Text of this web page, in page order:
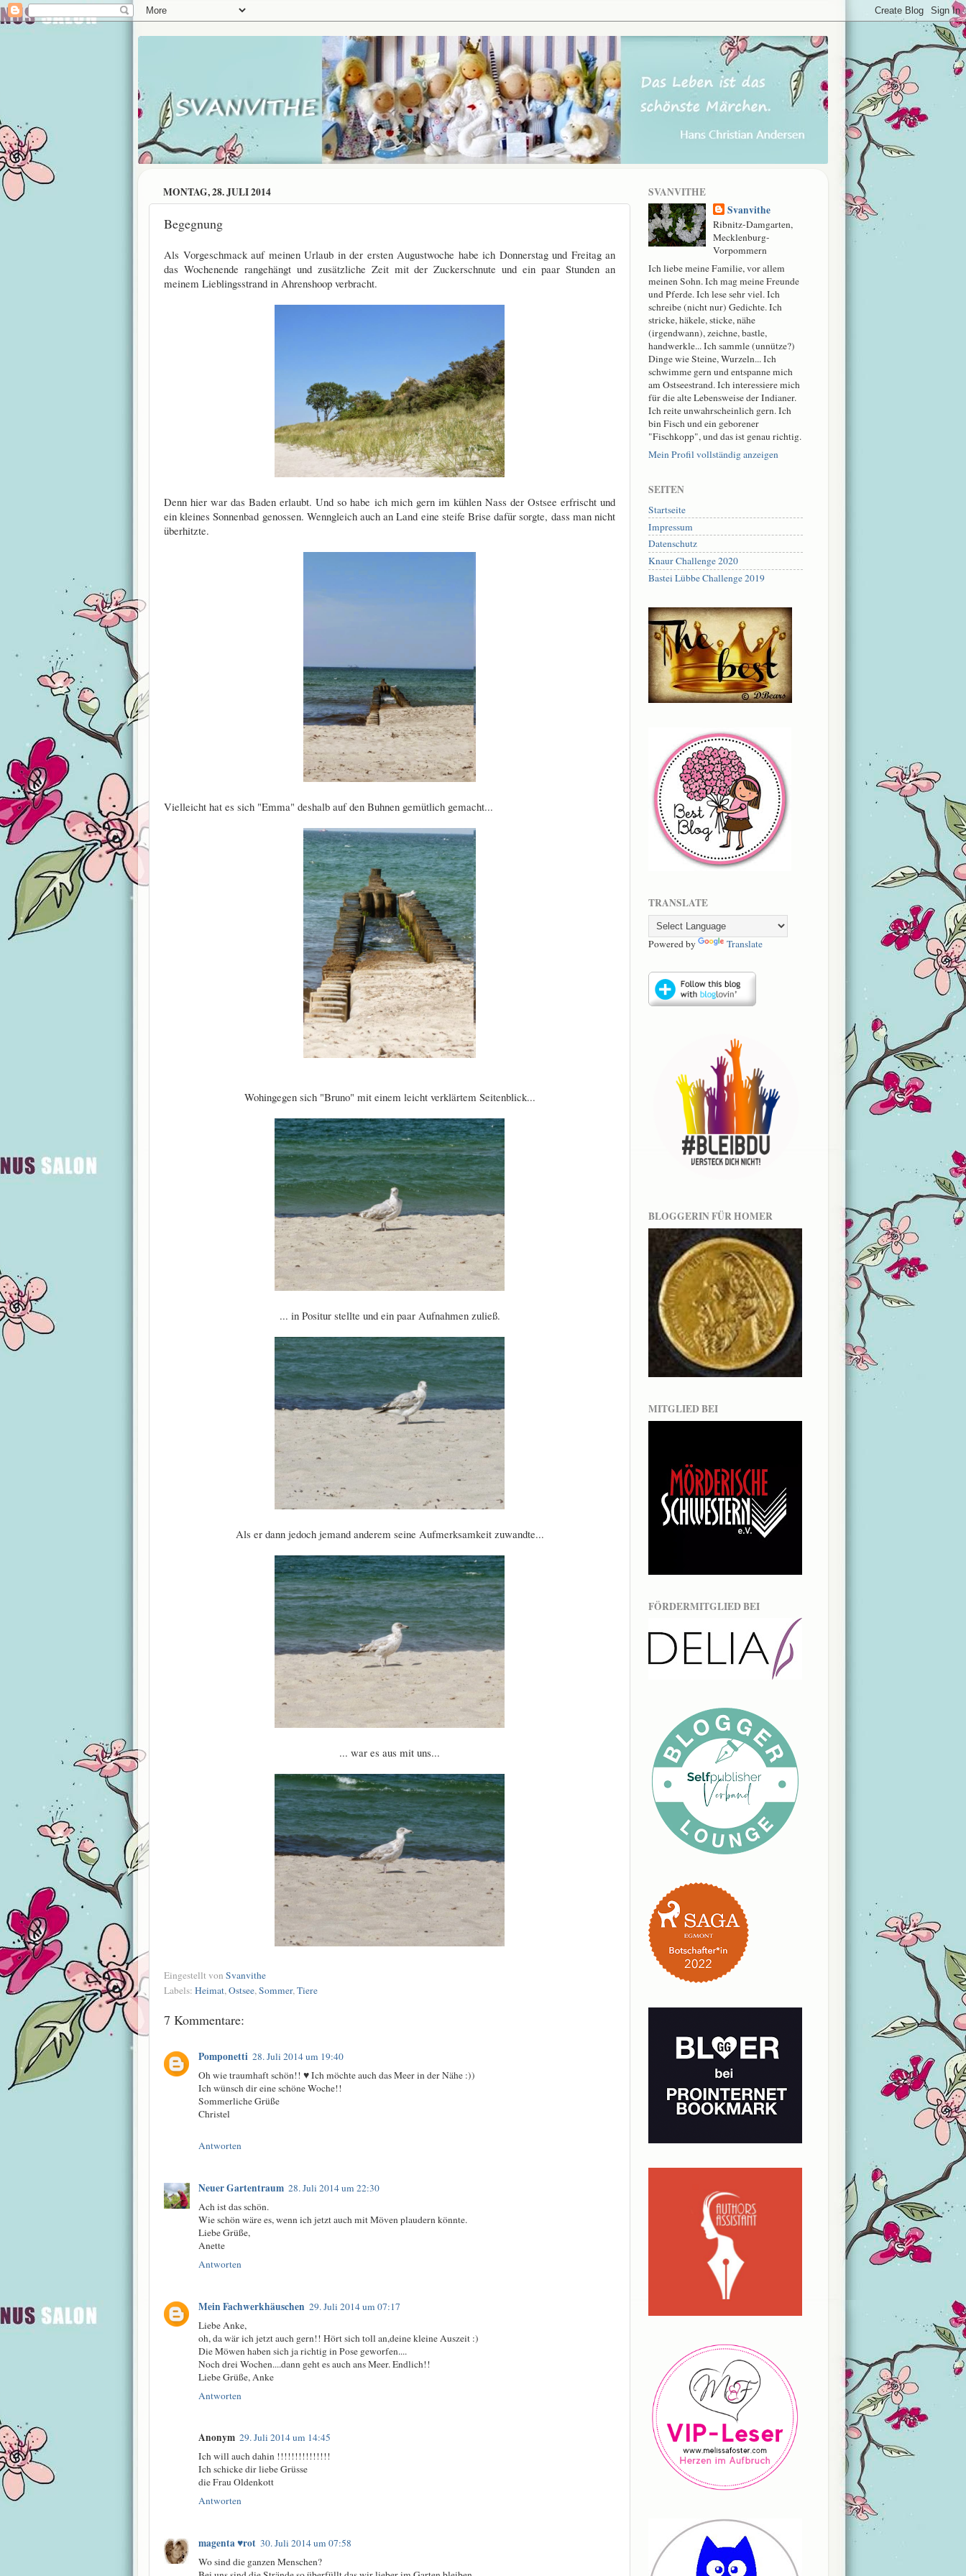
MONTAG, 28. JULI 2014
Begegnung
Als Vorgeschmack auf meinen Urlaub in der ersten Augustwoche habe ich Donnerstag und Freitag an
das Wochenende rangehängt und zusätzliche Zeit mit der Zuckerschnute und ein paar Stunden an
meinem Lieblingsstrand in Ahrenshoop verbracht.
Denn hier war das Baden erlaubt. Und so habe ich mich gern im kühlen Nass der Ostsee erfrischt und
ein kleines Sonnenbad genossen. Wenngleich auch an Land eine steife Brise dafür sorgte, dass man nicht
überhitzte.
Vielleicht hat es sich "Emma" deshalb auf den Buhnen gemütlich gemacht...
Wohingegen sich "Bruno" mit einem leicht verklärtem Seitenblick...
... in Positur stellte und ein paar Aufnahmen zuließ.
Als er dann jedoch jemand anderem seine Aufmerksamkeit zuwandte...
... war es aus mit uns...
Eingestellt von Svanvithe
Labels: Heimat,Ostsee,Sommer,Tiere
7 Kommentare:
Pomponetti 28. Juli 2014 um 19:40
Oh wie traumhaft schön!! ♥ Ich möchte auch das Meer in der Nähe :))
Ich wünsch dir eine schöne Woche!!
Sommerliche Grüße
Christel
Antworten
Neuer Gartentraum 28. Juli 2014 um 22:30
Ach ist das schön.
Wie schön wäre es, wenn ich jetzt auch mit Möven plaudern könnte.
Liebe Grüße,
Anette
Antworten
Mein Fachwerkhäuschen 29. Juli 2014 um 07:17
Liebe Anke,
oh, da wär ich jetzt auch gern!! Hört sich toll an,deine kleine Auszeit :)
Die Möwen haben sich ja richtig in Pose geworfen....
Noch drei Wochen....dann geht es auch ans Meer. Endlich!!
Liebe Grüße, Anke
Antworten
Anonym 29. Juli 2014 um 14:45
Ich will auch dahin !!!!!!!!!!!!!!!
Ich schicke dir liebe Grüsse
die Frau Oldenkott
Antworten
magenta ♥rot 30. Juli 2014 um 07:58
Wo sind die ganzen Menschen?
SVANVITHE
Svanvithe
Ribnitz-Damgarten,
Mecklenburg-
Vorpommern
Ich liebe meine Familie, vor allem
meinen Sohn. Ich mag meine Freunde
und Pferde. Ich lese sehr viel. Ich
schreibe (nicht nur) Gedichte. Ich
stricke, häkele, sticke, nähe
(irgendwann), zeichne, bastle,
handwerkle... Ich sammle (unnütze?)
Dinge wie Steine, Wurzeln... Ich
schwimme gern und entspanne mich
am Ostseestrand. Ich interessiere mich
für die alte Lebensweise der Indianer.
Ich reite unwahrscheinlich gern. Ich
bin Fisch und ein geborener
"Fischkopp", und das ist genau richtig.
Mein Profil vollständig anzeigen
SEITEN
Startseite
Impressum
Datenschutz
Knaur Challenge 2020
Bastei Lübbe Challenge 2019
TRANSLATE
Powered by Translate
BLOGGERIN FÜR HOMER
MITGLIED BEI
FÖRDERMITGLIED BEI